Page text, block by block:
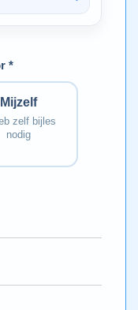
*
Mijzelf
zelf bijles
nodig